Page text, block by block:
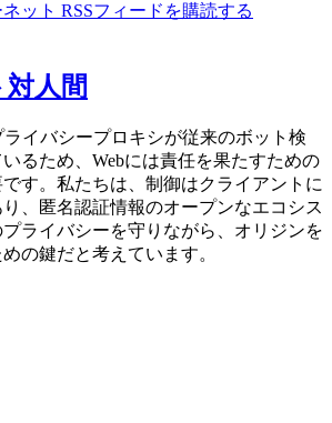
ット RSSフィードを購読する
人間
イバシープロキシが従来のボット検
るため、Webには責任を果たすための
す。私たちは、制御はクライアントに
、匿名認証情報のオープンなエコシス
ライバシーを守りながら、オリジンを
の鍵だと考えています。